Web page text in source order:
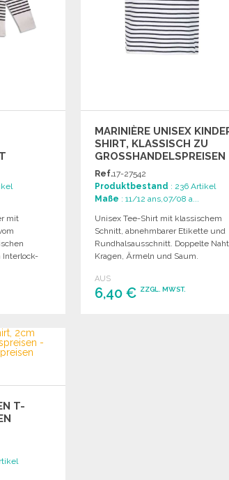
mit
Interlock-
MARINIÈRE UNISEX
SHIRT, KLASSISCH ZU
GROSSHANDELSPREISEN
Ref.17-27542
Produktbestand : 236 Artikel
Maße : 11/12 ans,07/08 a...
Unisex Tee-Shirt mit klassischem
Schnitt, abnehmbarer Etikette und
Rundhalsausschnitt. Doppelte
Kragen, Ärmeln und Saum.
AUS
6,40 € ZZGL. MWST.
T-